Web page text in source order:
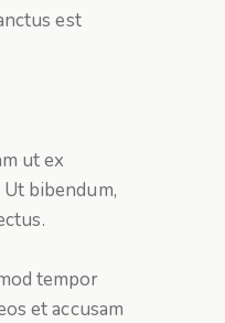
est
ut ex
bibendum,
tempor
et accusam